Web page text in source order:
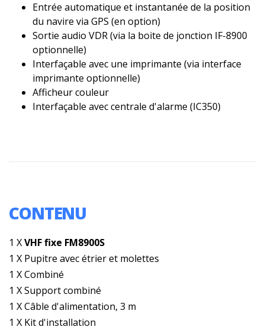
Entrée automatique et instantanée de la position
du navire via GPS (en option)
Sortie audio VDR (via la boite de jonction IF-8900
optionnelle)
Interfaçable avec une imprimante (via interface
imprimante optionnelle)
Afficheur couleur
Interfaçable avec centrale d'alarme (IC350)
CONTENU
1 XVHF fixe FM8900S
1 X Pupitre avec étrier et molettes
1 X Combiné
1 X Support combiné
1 X Câble d'alimentation, 3 m
1 X Kit d'installation